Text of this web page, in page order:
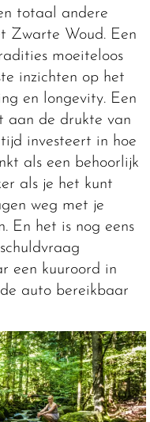
totaal andere
Zwarte Woud. Een
moeiteloos
inzichten op het
en longevity. Een
aan de drukte van
investeert in hoe
als een behoorlijk
als je het kunt
weg met je
En het is nog eens
een kuuroord in
auto bereikbaar